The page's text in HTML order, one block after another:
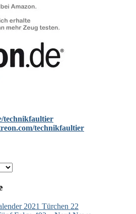
technikfaultier
technikfaultier
2021 Türchen 22